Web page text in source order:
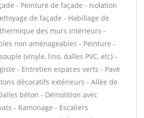
- Peinture de façade - Isolation
de façade - Habillage de
des murs intérieurs -
non aménageables - Peinture -
(vinyle, lino, dalles PVC, etc) -
- Entretien espaces verts - Pavé
décoratifs extérieurs - Allée de
béton - Démolition avec
- Ramonage - Escaliers